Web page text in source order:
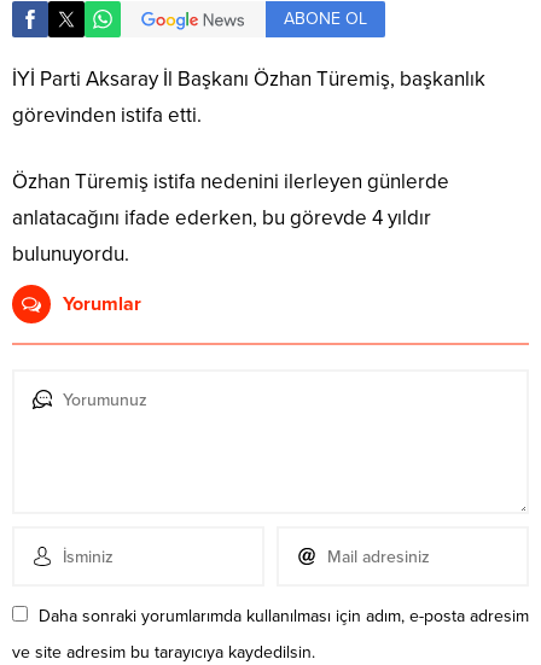
ABONE OL
İYİ Parti Aksaray İl Başkanı Özhan Türemiş, başkanlık
görevinden istifa etti.
Özhan Türemiş istifa nedenini ilerleyen günlerde
anlatacağını ifade ederken, bu görevde 4 yıldır
bulunuyordu.
Yorumlar
Daha sonraki yorumlarımda kullanılması için adım, e-posta adresim
ve site adresim bu tarayıcıya kaydedilsin.